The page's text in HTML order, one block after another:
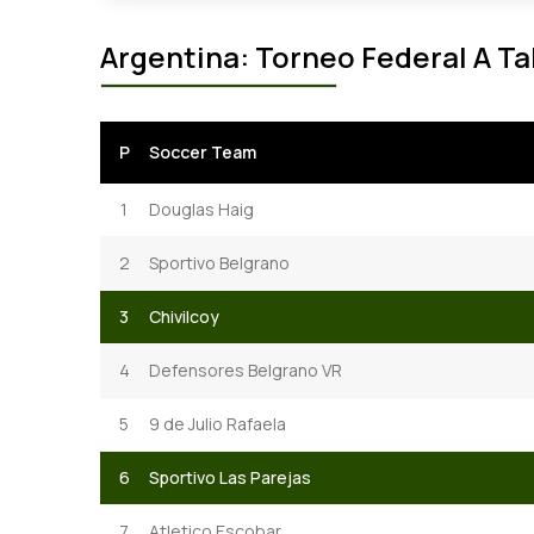
Argentina: Torneo Federal A
P Soccer Team
1 Douglas Haig
2 Sportivo Belgrano
3 Chivilcoy
4 Defensores Belgrano VR
5 9 de Julio Rafaela
6 Sportivo Las Parejas